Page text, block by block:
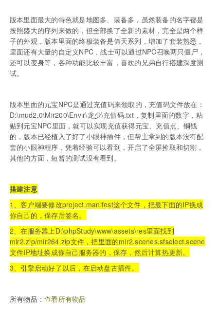
版本里面最大的特色就是地图多、装备多，虽然装备的名字都是
按照盛大的序列来做的，但全部换了全新的素材，完全是两个样
子的外观，版本里面的终极装备是倚天系列，增加了套装熟悉，
里面还有大量的自定义NPC，战士可以通过NPC召唤两只僵尸，
还可以变身等，各种功能比较丰富，喜欢的兄弟自行搭建深度测
试。
版本里面的元宝NPC是通过充值码来领取的，充值码文件放在：
D:\mud2.0\Mir200\Envir\龙少\充值码.txt，复制里面的数字，粘
贴到元宝NPC里面，就可以实现充值获得元宝、充值点、铜钱
的，版本已经植入了好了小眼神插件，但帮主拿到的版本没有配
套的小眼神程序，凭着经验可以看到，开启了全屏捡取和切割，
其他的方面，短暂的测试没有看到。
搭建注意
1、客户端要修改project.manifest这个文件，把最下面的IP换成
你自己的，保存后签名。
2、在服务器上D:\phpStudy\www\assets\res里面找到
mir2.zip/mir264.zip文件，把里面的mir2.scenes.sfselect.scene
文件IP地址换成你自己服务器的，保存，然后计算热更新。
3、引擎启动好了以后，在启动盘古插件。
所有物品：查看所有物品